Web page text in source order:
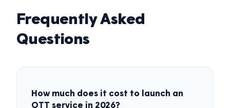
Frequently Asked
Questions
How much does it cost to launch an
OTT service in 2026?